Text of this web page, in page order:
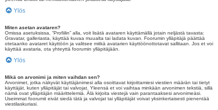
Ylös
Miten asetan avataren?
Omissa asetuksissa, “Profiilin” alla, voit lisätä avataren käyttämällä jotain neljästä tavasta:
Gravatar, galleriasta, käyttää kuvaa muualta tai ladata kuvan. Foorumin ylläpitäjä päättää
otetaanko avataret käyttöön ja valitsee mitkä avatarien käyttöönottotavat sallitaan. Jos et voi
käyttää avataria, ota yhteyttä foorumin ylläpitäjään.
Ylös
Mikä on arvonimi ja miten vaihdan sen?
Arvonimet, jotka näkyvät käyttäjänimesi alla osoittavat kirjoittamiesi viestien määrän tai tietyt
käyttäjät, kuten ylläpitäjät tai valvojat. Yleensä et voi vaihtaa minkään arvonimen tekstiä, sillä
nämä ovat ylläpitäjän määrittelemiä. Älä kirjoita viestejä vain parantaaksesi arvonimeäsi.
Useimmat foorumit eivät siedä tätä ja valvojat tai ylläpitäjät voivat yksinkertaisesti pienentää
viestilaskuriasi.